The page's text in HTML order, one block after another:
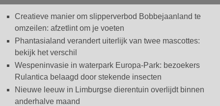
Creatieve manier om slipperverbod Bobbejaanland te
omzeilen: afzetlint om je voeten
Phantasialand verandert uiterlijk van twee mascottes:
bekijk het verschil
Wespeninvasie in waterpark Europa-Park: bezoekers
Rulantica belaagd door stekende insecten
Nieuwe leeuw in Limburgse dierentuin overlijdt binnen
anderhalve maand